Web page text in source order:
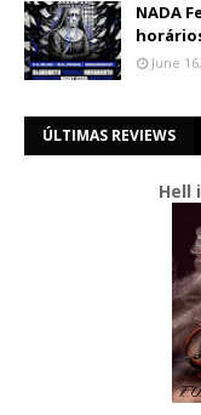
NADA
June
ÚLTIMAS REVIEWS
Hell